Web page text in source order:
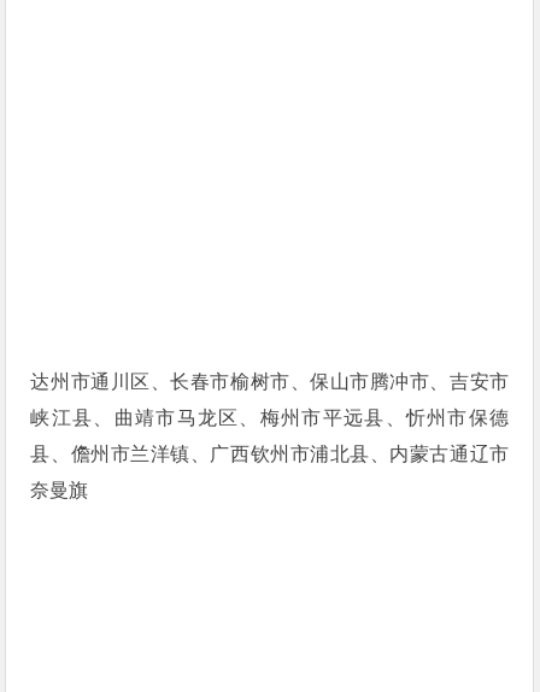
达州市通川区、长春市榆树市、保山市腾冲市、吉安市
峡江县、曲靖市马龙区、梅州市平远县、忻州市保德
县、儋州市兰洋镇、广西钦州市浦北县、内蒙古通辽市
奈曼旗